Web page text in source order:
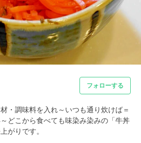
フォローする
・調味料を入れ～いつも通り炊けば＝
どこから食べても味染み染みの「牛丼
がりです。